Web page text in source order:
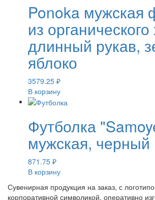
Ponoka мужская
из
длинный рукав,
яблоко
3579.25 ₽
В корзину
Футболка
мужская, черный
871.75 ₽
В корзину
Сувенирная продукция на заказ, с
корпоративной символикой, оперативно